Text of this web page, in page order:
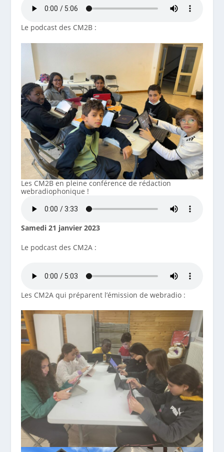
Le podcast des CM2B :
Les CM2B en pleine conférence de rédaction
webradiophonique !
Samedi 21 janvier 2023
Le podcast des CM2A :
Les CM2A qui préparent l’émission de webradio :